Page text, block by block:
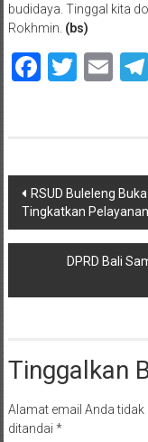
budidaya. Tinggal kita
Rokhmin. (bs)
Navigasi
pos
RSUD Buleleng
Tingkatkan
DPRD Bali
Tinggalkan
Alamat email Anda tidak
ditandai *